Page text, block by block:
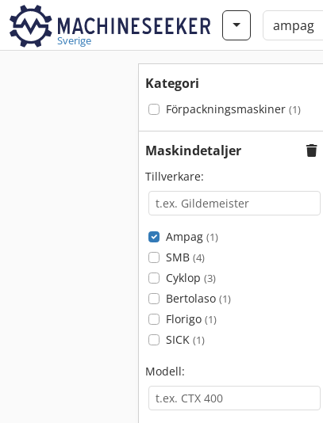
Sverige
Kategori
Förpackningsmaskiner (1)
Maskindetaljer
Tillverkare:
Ampag (1)
SMB (4)
Cyklop (3)
Bertolaso (1)
Florigo (1)
SICK (1)
Modell: